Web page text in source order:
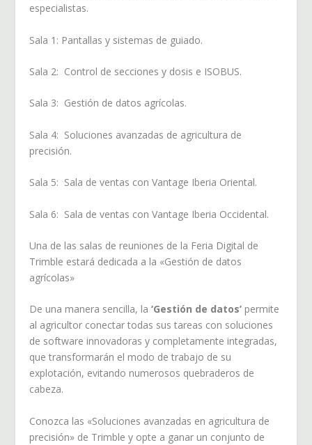
especialistas.
Sala 1: Pantallas y sistemas de guiado.
Sala 2: Control de secciones y dosis e ISOBUS.
Sala 3: Gestión de datos agrícolas.
Sala 4: Soluciones avanzadas de agricultura de
precisión.
Sala 5: Sala de ventas con Vantage Iberia Oriental.
Sala 6: Sala de ventas con Vantage Iberia Occidental.
Una de las salas de reuniones de la Feria Digital de
Trimble estará dedicada a la «Gestión de datos
agrícolas»
De una manera sencilla, la‘Gestión de datos’ permite
al agricultor conectar todas sus tareas con soluciones
de software innovadoras y completamente integradas,
que transformarán el modo de trabajo de su
explotación, evitando numerosos quebraderos de
cabeza.
Conozca las «Soluciones avanzadas en agricultura de
precisión» de Trimble y opte a ganar un conjunto de